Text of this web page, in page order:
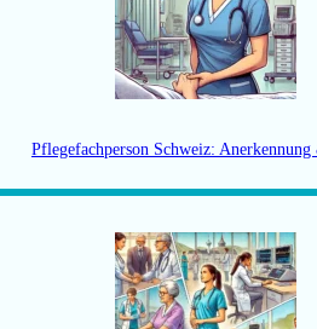
Pflegefachperson Schweiz:
der Bewohnerinnen und Bewohner
Notfallsituationen
der Lernenden
Pflegefachfrau / Pflegefachmann HF